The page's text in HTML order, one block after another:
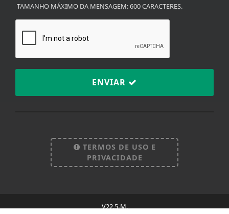
TAMANHO MÁXIMO DA MENSAGEM: 600 CARACTERES.
ENVIAR
TERMOS DE USO E
PRIVACIDADE
V22.5-M.
entendemos que você concorda com nossos Termos
de Uso e Privacidade.
PARA MAIS INFORMAÇÕES, ACESSE NOSSOS TERMOS